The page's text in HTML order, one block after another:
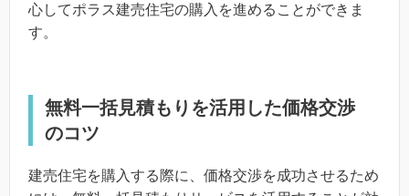
心してポラス建売住宅の購入を進めることができま
す。
無料一括見積もりを活用した価格交渉
のコツ
建売住宅を購入する際に、価格交渉を成功させるため